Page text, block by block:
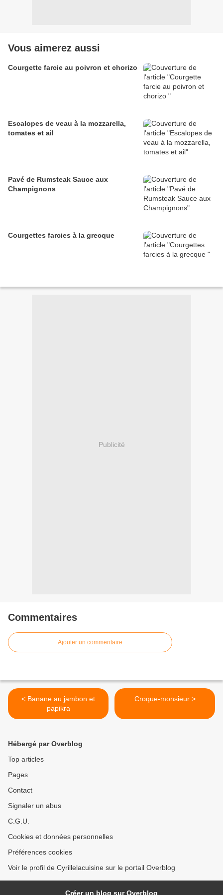
Vous aimerez aussi
Courgette farcie au poivron et chorizo
Escalopes de veau à la mozzarella,
tomates et ail
Pavé de Rumsteak Sauce aux
Champignons
Courgettes farcies à la grecque
Publicité
Commentaires
Ajouter un commentaire
< Banane au jambon et
papikra
Croque-monsieur >
Hébergé par Overblog
Top articles
Pages
Contact
Signaler un abus
C.G.U.
Cookies et données personnelles
Préférences cookies
Voir le profil de Cyrillelacuisine sur le portail Overblog
Créer un blog sur Overblog